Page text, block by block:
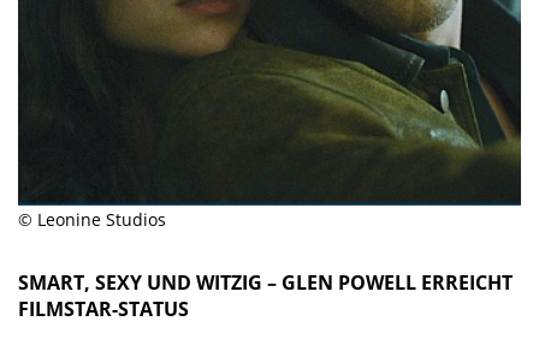
© Leonine Studios
SMART, SEXY UND WITZIG – GLEN POWELL ERREICHT
FILMSTAR-STATUS